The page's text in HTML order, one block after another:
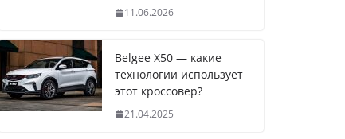
11.06.2026
Belgee X50 — какие
технологии использует
этот кроссовер?
21.04.2025